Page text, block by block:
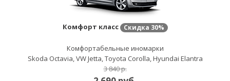
Комфорт класс Скидка 30%
Комфортабельные иномарки
Skoda Octavia, VW Jetta, Toyota Corolla, Hyundai Elantra
3 840 р.